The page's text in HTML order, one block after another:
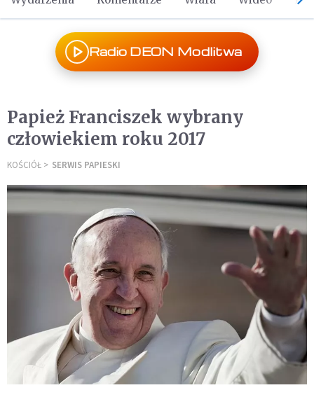
Radio DEON Modlitwa
Papież Franciszek wybrany
człowiekiem roku 2017
KOŚCIÓŁ SERWIS PAPIESKI